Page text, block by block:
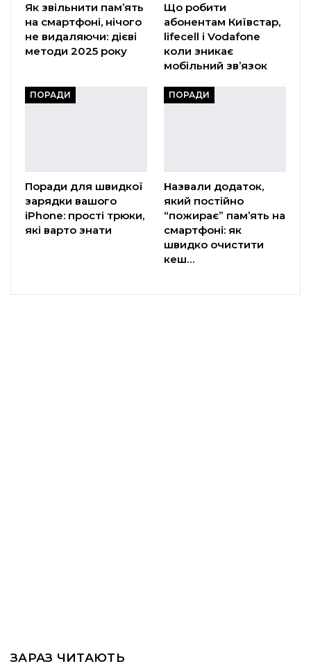
Як звільнити пам’ять
на смартфоні, нічого
не видаляючи: дієві
методи 2025 року
Що робити
абонентам Київстар,
lifecell і Vodafone
коли зникає
мобільний зв’язок
ПОРАДИ
Поради для швидкої
зарядки вашого
iPhone: прості трюки,
які варто знати
ПОРАДИ
Назвали додаток,
який постійно
“пожирає” пам’ять на
смартфоні: як
швидко очистити
кеш…
ЗАРАЗ ЧИТАЮТЬ